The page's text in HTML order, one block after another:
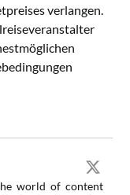
verlangen.
world of content